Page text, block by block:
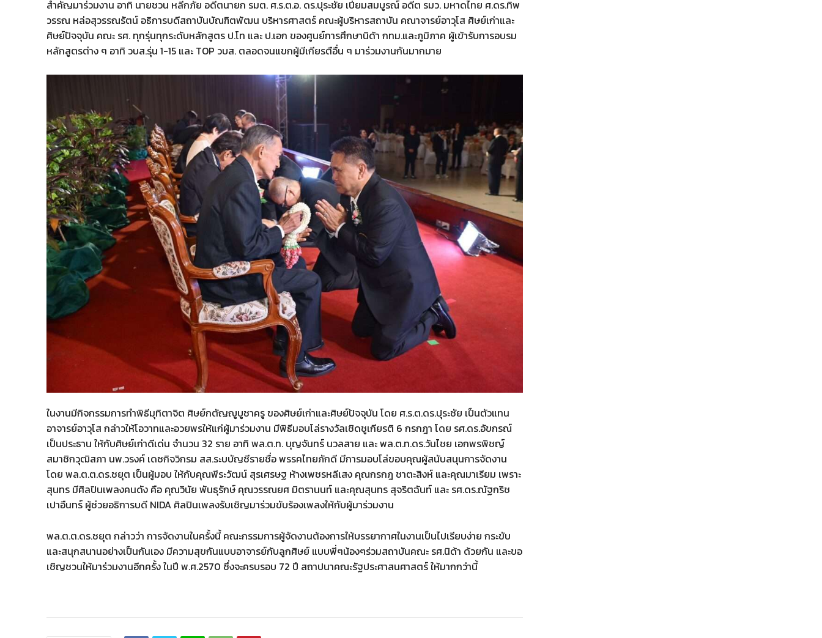
สำคัญมาร่วมงาน อาทิ นายชวน หลีกภัย อดีตนายก รมต. ศ.ร.ต.อ. ดร.ปุระชัย เปี่ยมสมบูรณ์ อดีต รมว. มหาดไทย ศ.ดร.ทิพ
วรรณ หล่อสุวรรณรัตน์ อธิการบดีสถาบันบัณฑิตพัฒน บริหารศาสตร์ คณะผู้บริหารสถาบัน คณาจารย์อาวุโส ศิษย์เก่าและ
ศิษย์ปัจจุบัน คณะ รศ. ทุกรุ่นทุกระดับหลักสูตร ป.โท และ ป.เอก ของศูนย์การศึกษานิด้า กทม.และภูมิภาค ผู้เข้ารับการอบรม
หลักสูตรต่าง ๆ อาทิ วบส.รุ่น 1-15 และ TOP วบส. ตลอดจนแขกผู้มีเกียรตือื่น ๆ มาร่วมงานกันมากมาย
ในงานมีกิจกรรมการทำพิธีมุทิตาจิต ศิษย์กตัญญูบูชาครู ของศิษย์เก่าและศิษย์ปัจจุบัน โดย ศ.ร.ต.ดร.ปุระชัย เป็นตัวแทน
อาจารย์อาวุโส กล่าวให้โอวาทและอวยพรให้แก่ผู้มาร่วมงาน มีพิธีมอบโล่รางวัลเชิดชูเกียรติ 6 กรกฎา โดย รศ.ดร.อัขกรณ์
เป็นประธาน ให้กับศิษย์เก่าดีเด่น จำนวน 32 ราย อาทิ พล.ต.ท. บุญจันทร์ นวลสาย และ พล.ต.ท.ดร.วันไชย เอกพรพิชญ์
สมาชิกวุฒิสภา นพ.วรงค์ เดชกิจวิกรม สส.ระบบัญชีรายชื่อ พรรคไทยภักดี มีการมอบโล่ขอบคุณผู้สนับสนุนการจัดงาน
โดย พล.ต.ต.ดร.ชยุต เป็นผู้มอบ ให้กับคุณพีระวัฒน์ สุรเศรษฐ ห้างเพชรหลีเสง คุณกรกฎ ชาตะสิงห์ และคุณมาเรียม เพราะ
สุนทร มีศิลปินเพลงคนดัง คือ คุณวินัย พันธุรักษ์ คุณวรรณยศ มิตรานนท์ และคุณสุนทร สุจริตฉันท์ และ รศ.ดร.ณัฐกริช
เปาอืนทร์ ผู้ช่วยอธิการบดี NIDA ศิลปินเพลงรับเชิญมาร่วมขับร้องเพลงให้กับผู้มาร่วมงาน
พล.ต.ต.ดร.ชยุต กล่าวว่า การจัดงานในครั้งนี้ คณะกรรมการผู้จัดงานต้องการให้บรรยากาศในงานเป็นไปเรียบง่าย กระขับ
และสนุกสนานอย่างเป็นกันเอง มีความสุขกันแบบอาจารย์กับลูกศิษย์ แบบพี่ๆน้องๆร่วมสถาบันคณะ รศ.นิด้า ด้วยกัน และขอ
เชิญชวนให้มาร่วมงานอีกครั้ง ในปี พ.ศ.2570 ซึ่งจะครบรอบ 72 ปี สถาปนาคณะรัฐประศาสนศาสตร์ ให้มากกว่านี้